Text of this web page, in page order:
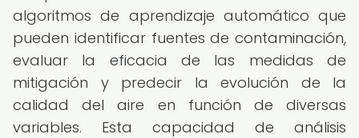
algoritmos de aprendizaje automático que
pueden identificar fuentes de contaminación,
evaluar la eficacia de las medidas de
mitigación y predecir la evolución de la
calidad del aire en función de diversas
variables. Esta capacidad de análisis